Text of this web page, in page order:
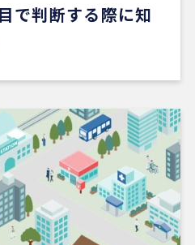
まずは自分でもいろいろ
と感じました。
スムーズで、とても安心感
気になることや質問にも毎
ただけでなく、自分では気
補足して教えてくださり、
した。
で判断する際に知